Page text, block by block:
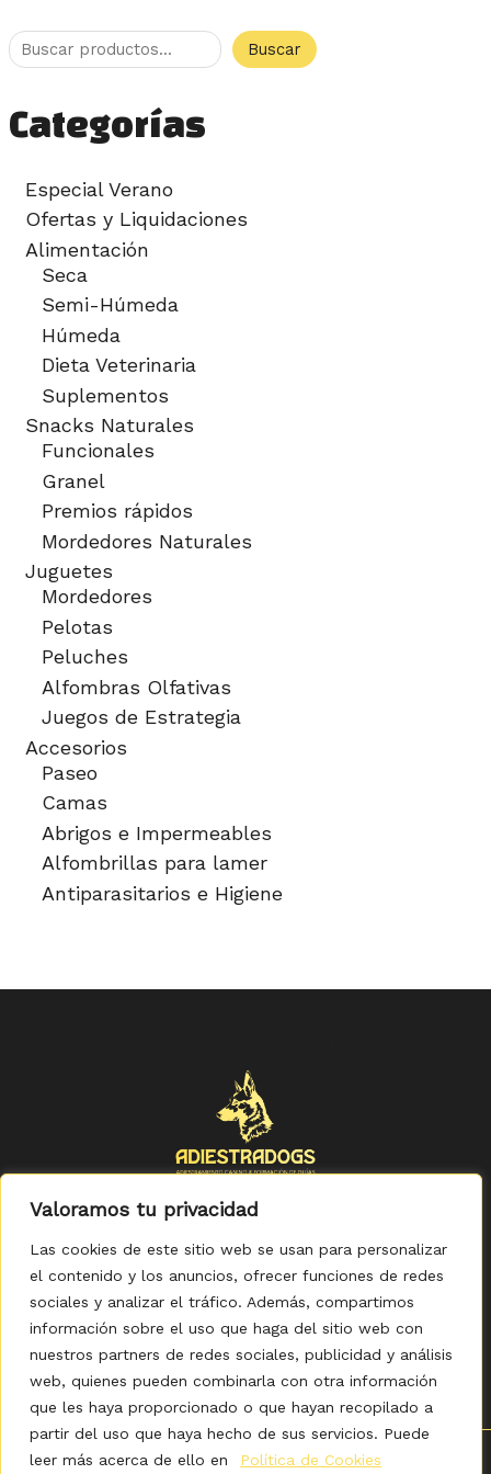
Valoramos tu privacidad
Las cookies de este sitio web se usan para personalizar
el contenido y los anuncios, ofrecer funciones de redes
sociales y analizar el tráfico. Además, compartimos
información sobre el uso que haga del sitio web con
nuestros partners de redes sociales, publicidad y análisis
web, quienes pueden combinarla con otra información
que les haya proporcionado o que hayan recopilado a
partir del uso que haya hecho de sus servicios. Puede
leer más acerca de ello en
Política de Cookies
Buscar
Categorías
Especial Verano
Ofertas y Liquidaciones
Alimentación
Seca
Semi-Húmeda
Húmeda
Dieta Veterinaria
Suplementos
Snacks Naturales
Funcionales
Granel
Premios rápidos
Mordedores Naturales
Juguetes
Mordedores
Pelotas
Peluches
Alfombras Olfativas
Juegos de Estrategia
Accesorios
Paseo
Camas
Abrigos e Impermeables
Alfombrillas para lamer
Antiparasitarios e Higiene
Política de Privacidad -Política de Cookies-Aviso legal
Accesibilidad- Condiciones Generales de Compra